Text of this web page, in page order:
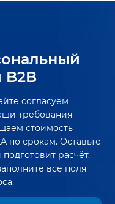
B2B
согласуем
требования —
стоимость
по срокам. Оставьте
расчёт.
все поля